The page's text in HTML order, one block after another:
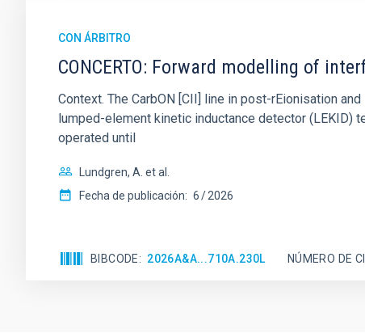
CON ÁRBITRO
CONCERTO: Forward modelling of
Context. The CarbON [CII] line in post-rEionisation
lumped-element kinetic inductance detector (LEKID)
operated until
Lundgren, A. et al.
Fecha de publicación: 6 2026
BIBCODE 2026A&A...710A.230L NÚMERO DE